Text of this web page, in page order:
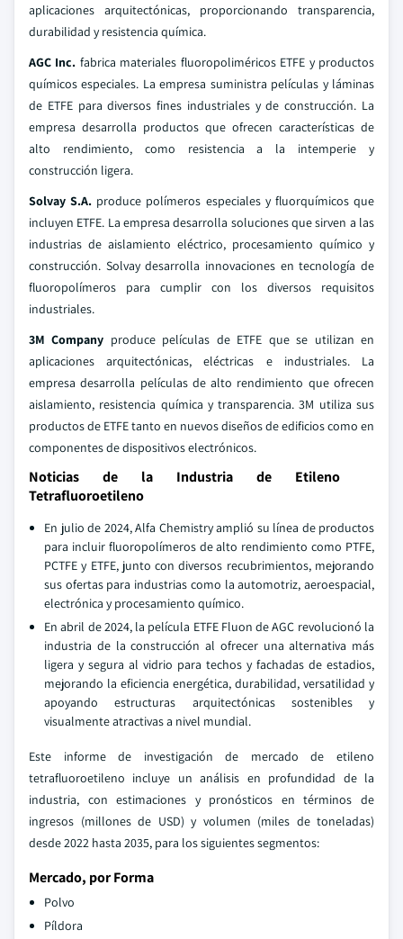
aplicaciones arquitectónicas, proporcionando transparencia,
durabilidad y resistencia química.
AGC Inc. fabrica materiales fluoropoliméricos ETFE y productos
químicos especiales. La empresa suministra películas y láminas
de ETFE para diversos fines industriales y de construcción. La
empresa desarrolla productos que ofrecen características de
alto rendimiento, como resistencia a la intemperie y
construcción ligera.
Solvay S.A. produce polímeros especiales y fluorquímicos que
incluyen ETFE. La empresa desarrolla soluciones que sirven a las
industrias de aislamiento eléctrico, procesamiento químico y
construcción. Solvay desarrolla innovaciones en tecnología de
fluoropolímeros para cumplir con los diversos requisitos
industriales.
3M Company produce películas de ETFE que se utilizan en
aplicaciones arquitectónicas, eléctricas e industriales. La
empresa desarrolla películas de alto rendimiento que ofrecen
aislamiento, resistencia química y transparencia. 3M utiliza sus
productos de ETFE tanto en nuevos diseños de edificios como en
componentes de dispositivos electrónicos.
Noticias de la Industria de Etileno
Tetrafluoroetileno
En julio de 2024, Alfa Chemistry amplió su línea de productos
para incluir fluoropolímeros de alto rendimiento como PTFE,
PCTFE y ETFE, junto con diversos recubrimientos, mejorando
sus ofertas para industrias como la automotriz, aeroespacial,
electrónica y procesamiento químico.
En abril de 2024, la película ETFE Fluon de AGC revolucionó la
industria de la construcción al ofrecer una alternativa más
ligera y segura al vidrio para techos y fachadas de estadios,
mejorando la eficiencia energética, durabilidad, versatilidad y
apoyando estructuras arquitectónicas sostenibles y
visualmente atractivas a nivel mundial.
Este informe de investigación de mercado de etileno
tetrafluoroetileno incluye un análisis en profundidad de la
industria, con estimaciones y pronósticos en términos de
ingresos (millones de USD) y volumen (miles de toneladas)
desde 2022 hasta 2035, para los siguientes segmentos:
Mercado, por Forma
Polvo
Píldora